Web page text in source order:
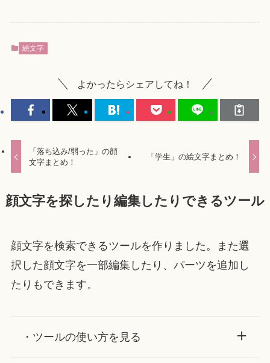
絵文字
よかったらシェアしてね！
「落ち込み/弱った」の顔
文字まとめ！
「学生」の絵文字まとめ！
顔文字を探したり編集したりできるツール
顔文字を検索できるツールを作りました。また選
択した顔文字を一部編集したり、パーツを追加し
たりもできます。
・ツールの使い方を見る